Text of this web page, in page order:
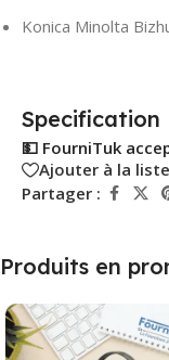
Konica Minolta
Specification
💵 FourniTuk
Ajouter à la
Partager :
Produits en